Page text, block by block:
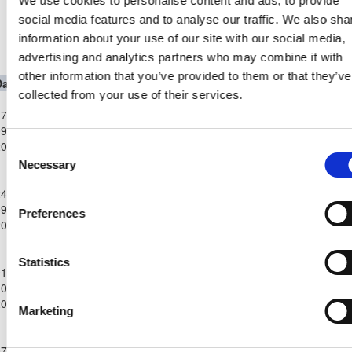
social media features and to analyse our traffic. We also
information about your use of our site with our social media,
advertising and analytics partners who may combine it with
other information that you’ve provided to them or that they’ve
collected from your use of their services.
Consent
Selection
Necessary
Preferences
Statistics
Marketing
Παγκύπριο Πρωτάθλημα Β΄ Κατηγορίας
2023/24
Competition Home TeamH AAway Team MinutesInOut
Παγκύπριο
Β΄
2023/24
ΑΣΙΛ ΛΥΣΗΣ0 0ΑΧΥΡΩΝΑΣ
99'
Β΄
94'
Παγκύπριο
Πρωτάθλημα
Κατηγορίας
2023/24